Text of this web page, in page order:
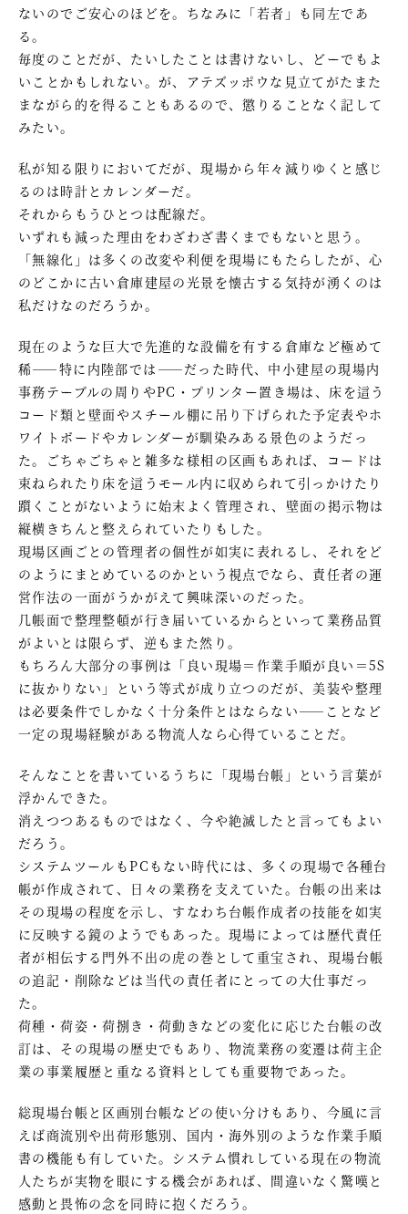
ないのでご安心のほどを。ちなみに「若者」も同左であ
る。
毎度のことだが、たいしたことは書けないし、どーでもよ
いことかもしれない。が、アテズッポウな見立てがたまた
まながら的を得ることもあるので、懲りることなく記して
みたい。
私が知る限りにおいてだが、現場から年々減りゆくと感じ
るのは時計とカレンダーだ。
それからもうひとつは配線だ。
いずれも減った理由をわざわざ書くまでもないと思う。
「無線化」は多くの改変や利便を現場にもたらしたが、心
のどこかに古い倉庫建屋の光景を懐古する気持が湧くのは
私だけなのだろうか。
現在のような巨大で先進的な設備を有する倉庫など極めて
稀――特に内陸部では――だった時代、中小建屋の現場内
事務テーブルの周りやPC・プリンター置き場は、床を這う
コード類と壁面やスチール棚に吊り下げられた予定表やホ
ワイトボードやカレンダーが馴染みある景色のようだっ
た。ごちゃごちゃと雑多な様相の区画もあれば、コードは
束ねられたり床を這うモール内に収められて引っかけたり
躓くことがないように始末よく管理され、壁面の掲示物は
縦横きちんと整えられていたりもした。
現場区画ごとの管理者の個性が如実に表れるし、それをど
のようにまとめているのかという視点でなら、責任者の運
営作法の一面がうかがえて興味深いのだった。
几帳面で整理整頓が行き届いているからといって業務品質
がよいとは限らず、逆もまた然り。
もちろん大部分の事例は「良い現場＝作業手順が良い＝5S
に抜かりない」という等式が成り立つのだが、美装や整理
は必要条件でしかなく十分条件とはならない――ことなど
一定の現場経験がある物流人なら心得ていることだ。
そんなことを書いているうちに「現場台帳」という言葉が
浮かんできた。
消えつつあるものではなく、今や絶滅したと言ってもよい
だろう。
システムツールもPCもない時代には、多くの現場で各種台
帳が作成されて、日々の業務を支えていた。台帳の出来は
その現場の程度を示し、すなわち台帳作成者の技能を如実
に反映する鏡のようでもあった。現場によっては歴代責任
者が相伝する門外不出の虎の巻として重宝され、現場台帳
の追記・削除などは当代の責任者にとっての大仕事だっ
た。
荷種・荷姿・荷捌き・荷動きなどの変化に応じた台帳の改
訂は、その現場の歴史でもあり、物流業務の変遷は荷主企
業の事業履歴と重なる資料としても重要物であった。
総現場台帳と区画別台帳などの使い分けもあり、今風に言
えば商流別や出荷形態別、国内・海外別のような作業手順
書の機能も有していた。システム慣れしている現在の物流
人たちが実物を眼にする機会があれば、間違いなく驚嘆と
感動と畏怖の念を同時に抱くだろう。